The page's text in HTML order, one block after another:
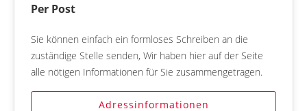
Per Post
Sie können einfach ein formloses Schreiben an die
zuständige Stelle senden, Wir haben hier auf der Seite
alle nötigen Informationen für Sie zusammengetragen.
Adressinformationen